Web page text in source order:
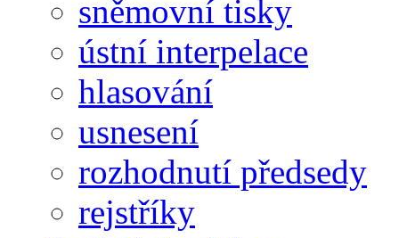
sněmovní tisky
ústní interpelace
hlasování
usnesení
rozhodnutí předsedy
rejstříky